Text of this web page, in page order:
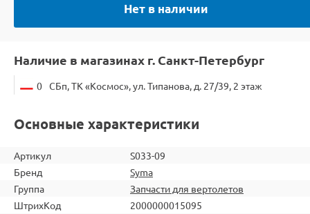
Нет в наличии
Наличие в магазинах г. Санкт-Петербург
0 СБп, ТК «Космос», ул. Типанова, д. 27/39, 2 этаж
Основные характеристики
Артикул
S033-09
Бренд
Syma
Группа
Запчасти для вертолетов
ШтрихКод
2000000015095